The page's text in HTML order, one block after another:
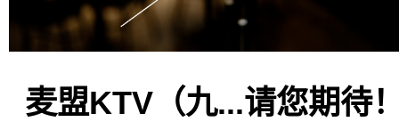
麦盟KTV（九...请您期待